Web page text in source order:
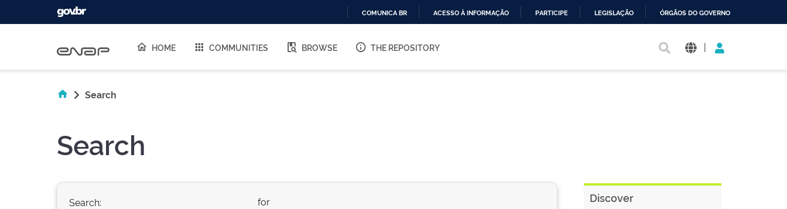
O
COMUNICA BR ACESSO À INFORMAÇÃO PARTICIPE LEGISLAÇÃO ÓRGÃOS DO GOVERNO
HOME COMMUNITIES BROWSE THE REPOSITORY |
Search
Search
Search: for Discover